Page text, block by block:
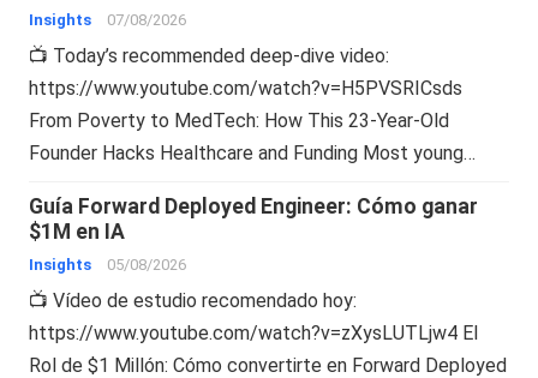
Insights 07/08/2026
📺 Today’s recommended deep-dive video:
https://www.youtube.com/watch?v=H5PVSRICsds
From Poverty to MedTech: How This 23-Year-Old
Founder Hacks Healthcare and Funding Most young…
Guía Forward Deployed Engineer: Cómo ganar
$1M en IA
Insights 05/08/2026
📺 Vídeo de estudio recomendado hoy:
https://www.youtube.com/watch?v=zXysLUTLjw4 El
Rol de $1 Millón: Cómo convertirte en Forward Deployed